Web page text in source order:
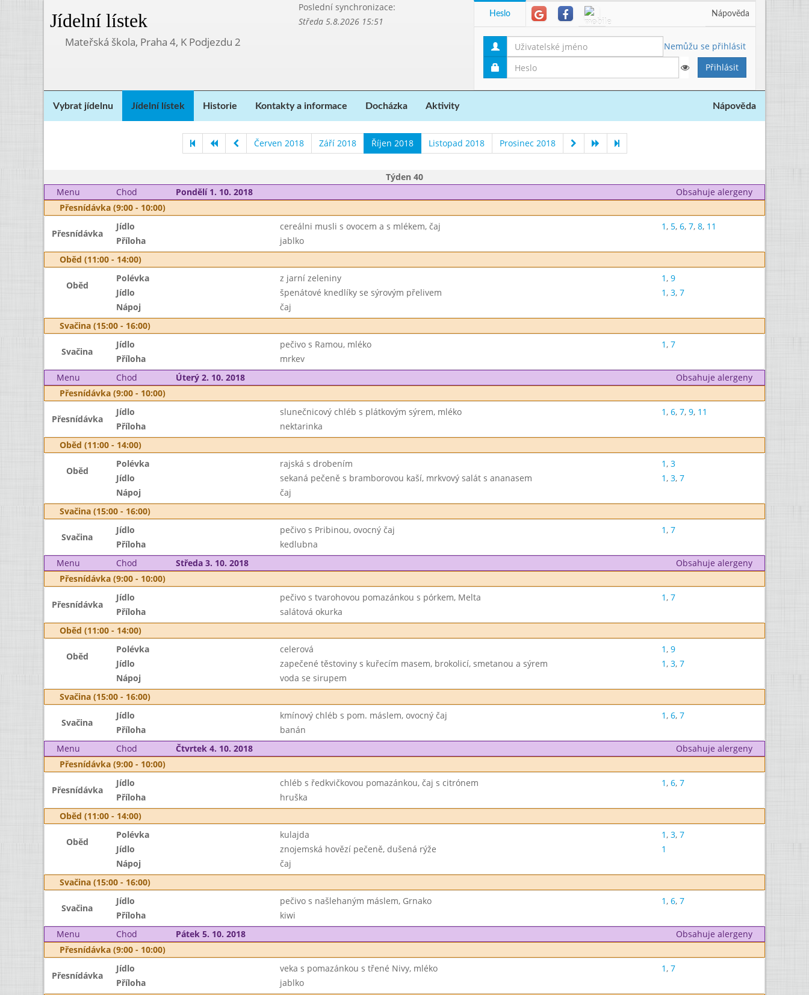
Jídelní lístek
Poslední synchronizace:
Středa 5.8.2026 15:51
Mateřská škola, Praha 4, K Podjezdu 2
Heslo Nápověda
Nemůžu se přihlásit
Vybrat jídelnu Jídelní lístek Historie Kontakty a informace Docházka Aktivity Nápověda
Červen 2018 Září 2018 Říjen 2018 Listopad 2018 Prosinec 2018
Týden 40
Menu
Chod Pondělí 1. 10. 2018
Obsahuje alergeny
Přesnídávka (9:00 - 10:00)
Přesnídávka
Jídlo cereálni musli s ovocem a s mlékem, čaj 1, 5, 6, 7, 8, 11
Příloha
jablko
Oběd (11:00 - 14:00)
Oběd
Polévka z jarní zeleniny 1, 9
Jídlo
špenátové knedlíky se sýrovým přelivem 1, 3, 7
Nápoj
čaj
Svačina (15:00 - 16:00)
Svačina
Jídlo pečivo s Ramou, mléko 1, 7
Příloha
mrkev
Menu
Chod Úterý 2. 10. 2018
Obsahuje alergeny
Přesnídávka (9:00 - 10:00)
Přesnídávka
Jídlo slunečnicový chléb s plátkovým sýrem, mléko 1, 6, 7, 9, 11
Příloha
nektarinka
Oběd (11:00 - 14:00)
Oběd
Polévka rajská s drobením 1, 3
Jídlo
sekaná pečeně s bramborovou kaší, mrkvový salát s ananasem 1, 3, 7
Nápoj
čaj
Svačina (15:00 - 16:00)
Svačina
Jídlo pečivo s Pribinou, ovocný čaj 1, 7
Příloha
kedlubna
Menu
Chod Středa 3. 10. 2018
Obsahuje alergeny
Přesnídávka (9:00 - 10:00)
Přesnídávka
Jídlo pečivo s tvarohovou pomazánkou s pórkem, Melta 1, 7
Příloha
salátová okurka
Oběd (11:00 - 14:00)
Oběd
Polévka celerová 1, 9
Jídlo
zapečené těstoviny s kuřecím masem, brokolicí, smetanou a sýrem 1, 3, 7
Nápoj
voda se sirupem
Svačina (15:00 - 16:00)
Svačina
Jídlo kmínový chléb s pom. máslem, ovocný čaj 1, 6, 7
Příloha
banán
Menu
Chod Čtvrtek 4. 10. 2018
Obsahuje alergeny
Přesnídávka (9:00 - 10:00)
Přesnídávka
Jídlo chléb s ředkvičkovou pomazánkou, čaj s citrónem 1, 6, 7
Příloha
hruška
Oběd (11:00 - 14:00)
Oběd
Polévka kulajda 1, 3, 7
Jídlo
znojemská hovězí pečeně, dušená rýže
1
Nápoj
čaj
Svačina (15:00 - 16:00)
Svačina
Jídlo pečivo s našlehaným máslem, Grnako 1, 6, 7
Příloha
kiwi
Menu
Chod Pátek 5. 10. 2018
Obsahuje alergeny
Přesnídávka (9:00 - 10:00)
Přesnídávka
Jídlo veka s pomazánkou s třené Nivy, mléko 1, 7
Příloha
jablko